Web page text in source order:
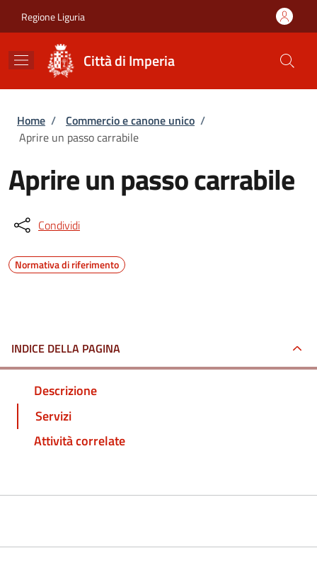
Regione Liguria
Città di Imperia
Briciole di pane
Home / Commercio e canone unico /
Aprire un passo carrabile
Aprire un passo carrabile
Condividi
Normativa di riferimento
INDICE DELLA PAGINA
Descrizione
Servizi
Attività correlate